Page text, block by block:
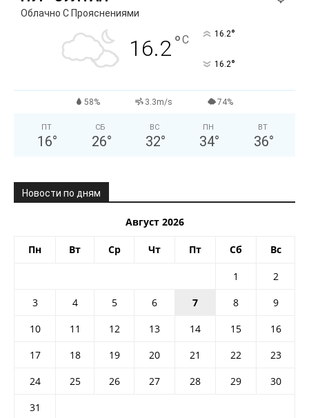
Облачно С Прояснениями
16.2°C 16.2°
16.2°
58% 3.3m/s 74%
ПТ
16°
СБ
26°
ВС
32°
ПН
34°
ВТ
36°
Новости по дням
Август 2026
Пн Вт Ср Чт Пт Сб Вс
1
2
3
4 5 6 7 8
9
10
11 12 13 14 15
16
17
18 19 20 21 22
23
24
25 26 27 28 29
30
31